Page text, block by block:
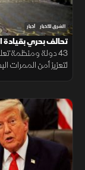
الشرق للأخبار أخبار
تحالف بحري بقيادة
43 دولة ومنظمة
لتعزيز أمن الممرات